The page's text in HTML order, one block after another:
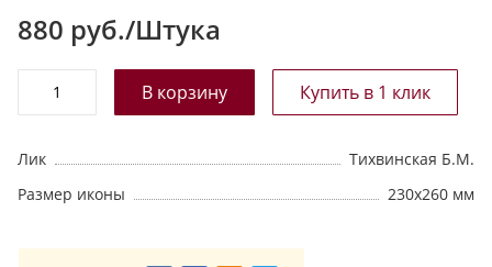
880 руб./Штука
Лик
Тихвинская Б.М.
Размер иконы
230х260 мм